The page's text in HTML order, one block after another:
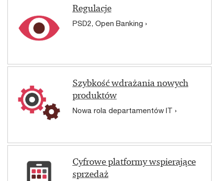
Regulacje
PSD2, Open Banking ›
Szybkość wdrażania nowych
produktów
Nowa rola departamentów IT ›
Cyfrowe platformy wspierające
sprzedaż